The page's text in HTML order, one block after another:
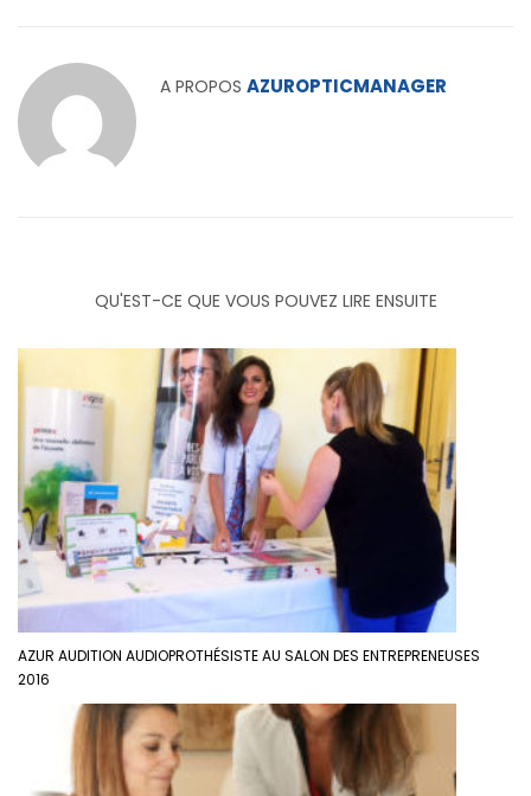
A PROPOS AZUROPTICMANAGER
QU'EST-CE QUE VOUS POUVEZ LIRE ENSUITE
AZUR AUDITION AUDIOPROTHÉSISTE AU SALON DES ENTREPRENEUSES
2016